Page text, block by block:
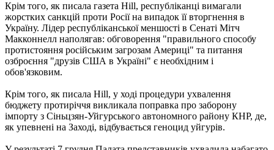
Крім того, як писала газета Hill, республіканці вимагали
жорстких санкцій проти Росії на випадок її вторгнення в
Україну. Лідер республіканської меншості в Сенаті Мітч
Макконнелл наполягав: обговорення "правильного способу
протистояння російським загрозам Америці" та питання
озброєння "друзів США в Україні" є необхідним і
обов'язковим.
Крім того, як писала Hill, у ході процедури ухвалення
бюджету протиріччя викликала поправка про заборону
імпорту з Сіньцзян-Уйгурського автономного району КНР, де,
як упевнені на Заході, відбувається геноцид уйгурів.